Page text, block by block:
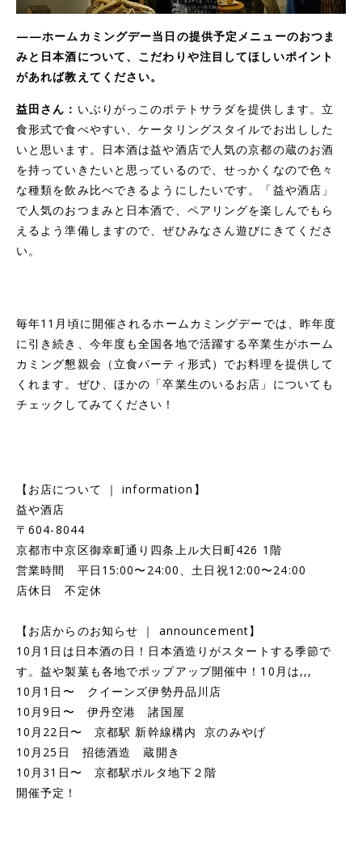
——ホームカミングデー当日の提供予定メニューのおつま
みと日本酒について、こだわりや注目してほしいポイント
があれば教えてください。
益田さん： いぶりがっこのポテトサラダを提供します。立
食形式で食べやすい、ケータリングスタイルでお出しした
いと思います。日本酒は益や酒店で人気の京都の蔵のお酒
を持っていきたいと思っているので、せっかくなので色々
な種類を飲み比べできるようにしたいです。「益や酒店」
で人気のおつまみと日本酒で、ペアリングを楽しんでもら
えるよう準備しますので、ぜひみなさん遊びにきてくださ
い。
毎年11月頃に開催されるホームカミングデーでは、昨年度
に引き続き、今年度も全国各地で活躍する卒業生がホーム
カミング懇親会（立食パーティ形式）でお料理を提供して
くれます。ぜひ、ほかの「卒業生のいるお店」についても
チェックしてみてください！
【お店について ｜ information】
益や酒店
〒604-8044
京都市中京区御幸町通り四条上ル大日町426 1階
営業時間 平日15:00〜24:00、土日祝12:00〜24:00
店休日 不定休
【お店からのお知らせ ｜ announcement】
10月1日は日本酒の日！日本酒造りがスタートする季節で
す。益や製菓も各地でポップアップ開催中！10月は,,,
10月1日〜 クイーンズ伊勢丹品川店
10月9日〜 伊丹空港 諸国屋
10月22日〜 京都駅 新幹線構内 京のみやげ
10月25日 招徳酒造 蔵開き
10月31日〜 京都駅ポルタ地下２階
開催予定！